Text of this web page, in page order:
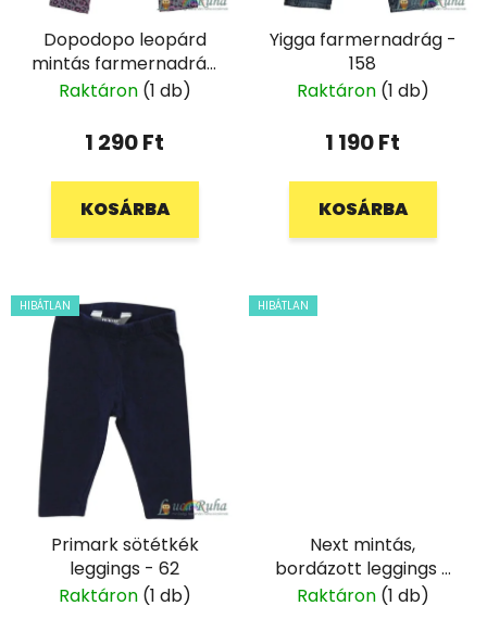
Dopodopo leopárd
mintás farmernadrág
- 98
Raktáron (1 db)
1 290 Ft
KOSÁRBA
Yigga farmernadrág -
158
Raktáron (1 db)
1 190 Ft
KOSÁRBA
HIBÁTLAN
Primark sötétkék
leggings - 62
Raktáron (1 db)
HIBÁTLAN
Next mintás,
bordázott leggings -
80
Raktáron (1 db)